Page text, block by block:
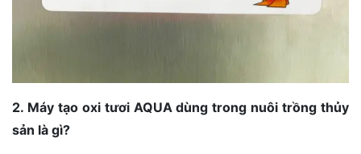
2. Máy tạo oxi tươi AQUA dùng trong nuôi trồng thủy
sản là gì?